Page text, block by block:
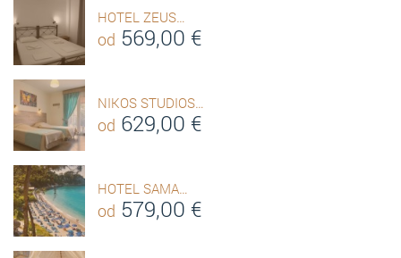
HOTEL ZEUS…
od 569,00 €
NIKOS STUDIOS…
od 629,00 €
HOTEL SAMA…
od 579,00 €